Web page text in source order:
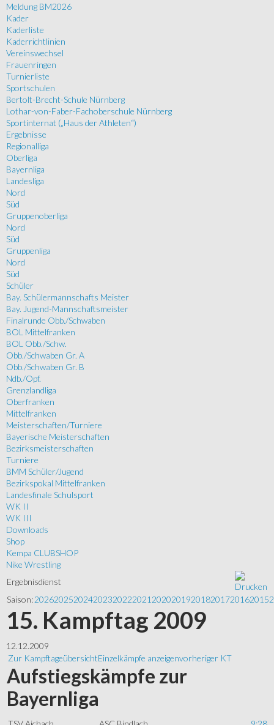
Meldung BM2026
Kader
Kaderliste
Kaderrichtlinien
Vereinswechsel
Frauenringen
Turnierliste
Sportschulen
Bertolt-Brecht-Schule Nürnberg
Lothar-von-Faber-Fachoberschule Nürnberg
Sportinternat („Haus der Athleten“)
Ergebnisse
Regionalliga
Oberliga
Bayernliga
Landesliga
Nord
Süd
Gruppenoberliga
Nord
Süd
Gruppenliga
Nord
Süd
Schüler
Bay. Schülermannschafts Meister
Bay. Jugend-Mannschaftsmeister
Finalrunde Obb./Schwaben
BOL Mittelfranken
BOL Obb./Schw.
Obb./Schwaben Gr. A
Obb./Schwaben Gr. B
Ndb./Opf.
Grenzlandliga
Oberfranken
Mittelfranken
Meisterschaften/Turniere
Bayerische Meisterschaften
Bezirksmeisterschaften
Turniere
BMM Schüler/Jugend
Bezirkspokal Mittelfranken
Landesfinale Schulsport
WK II
WK III
Downloads
Shop
Kempa CLUBSHOP
Nike Wrestling
Ergebnisdienst
Saison:202620252024202320222021 202020192018201720162015
15. Kampftag 2009
12.12.2009
Zur KampftageübersichtEinzelkämpfe anzeigenvorheriger KT
Aufstiegskämpfe zur
Bayernliga